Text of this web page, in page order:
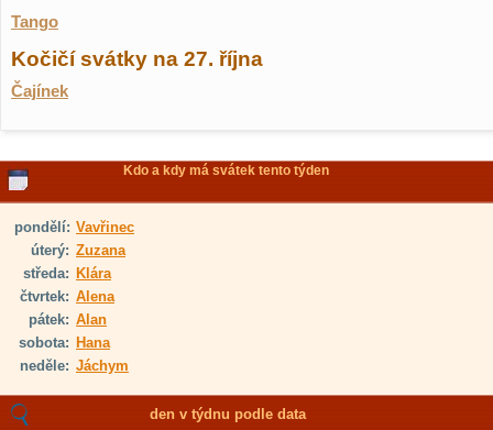
Tango
Kočičí svátky na 27. října
Čajínek
Kdo a kdy má svátek tento týden
pondělí: Vavřinec
úterý: Zuzana
středa: Klára
čtvrtek: Alena
pátek: Alan
sobota: Hana
neděle: Jáchym
den v týdnu podle data